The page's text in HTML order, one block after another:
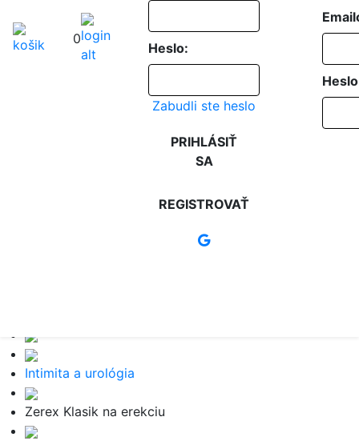
0
Heslo:
Zabudli ste heslo
PRIHLÁSIŤ
SA
REGISTROVAŤ
Intimita a urológia
Zerex Klasik na erekciu